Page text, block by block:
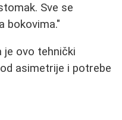
Sve se
bokovima."
je ovo tehnički
asimetrije i potrebe